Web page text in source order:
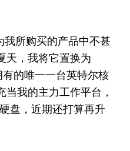
我所购买的产品中不甚
天，我将它置换为
的唯一一台英特尔核
当我的主力工作平台，
盘，近期还打算再升